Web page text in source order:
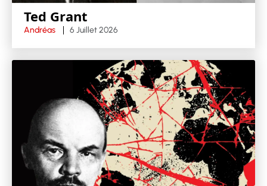
Ted Grant
Andréas 6 Juillet 2026